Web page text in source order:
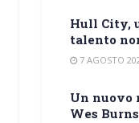
Hull City,
talento
7 AGOSTO
Un nuovo
Wes